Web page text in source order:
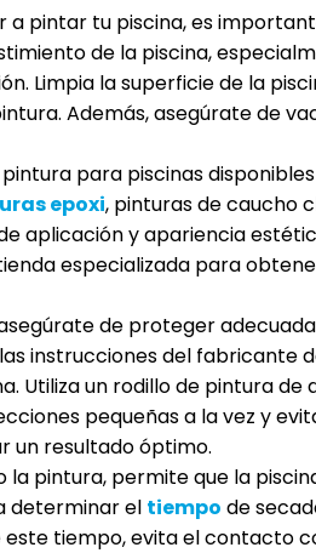
a pintar tu piscina, es
de la piscina,
Limpia la superficie de la
Además, asegúrate de
para piscinas
epoxi, pinturas de caucho
aplicación y apariencia
especializada para
de proteger
instrucciones del
Utiliza un rodillo de pintura
pequeñas a la vez y
un resultado óptimo.
la pintura, permite que la
determinar el tiempo de
tiempo, evita el contacto